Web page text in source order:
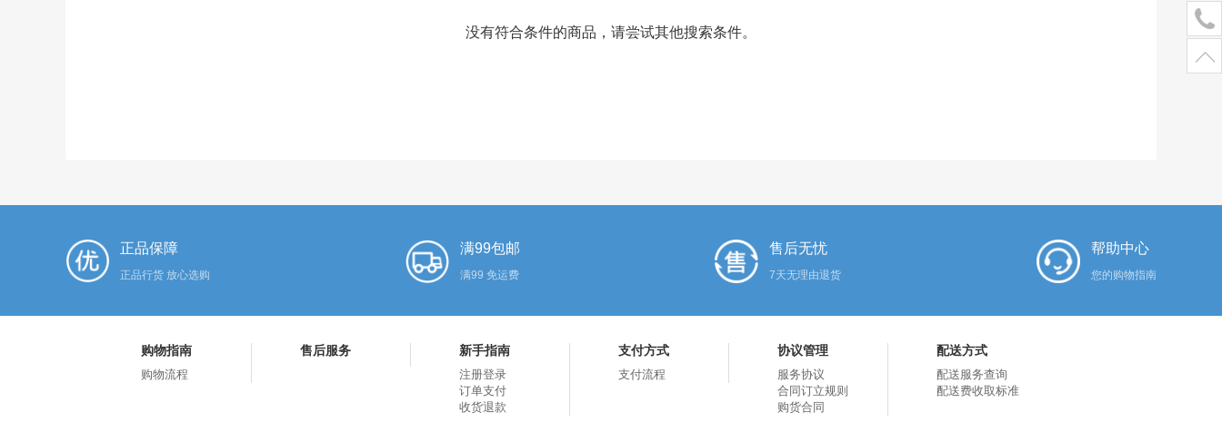
没有符合条件的商品，请尝试其他搜索条件。
正品保障
正品行货 放心选购
满99包邮
满99 免运费
售后无忧
7天无理由退货
帮助中心
您的购物指南
购物指南
购物流程
售后服务 新手指南
注册登录
订单支付
收货退款
支付方式
支付流程
协议管理
服务协议
合同订立规则
购货合同
配送方式
配送服务查询
配送费收取标准